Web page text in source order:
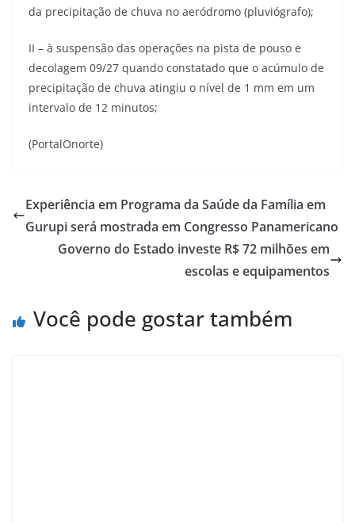
da precipitação de chuva no aeródromo (pluviógrafo);
II – à suspensão das operações na pista de pouso e
decolagem 09/27 quando constatado que o acúmulo de
precipitação de chuva atingiu o nível de 1 mm em um
intervalo de 12 minutos;
(PortalOnorte)
Experiência em Programa da Saúde da Família em
Gurupi será mostrada em Congresso Panamericano
Governo do Estado investe R$ 72 milhões em
escolas e equipamentos
Você pode gostar também